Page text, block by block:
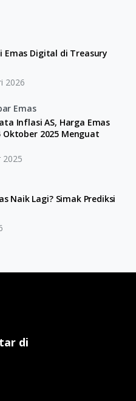
Emas Digital di Treasury
2026
Emas
Inflasi AS, Harga Emas
Oktober 2025 Menguat
2025
Naik Lagi? Simak Prediksi
di